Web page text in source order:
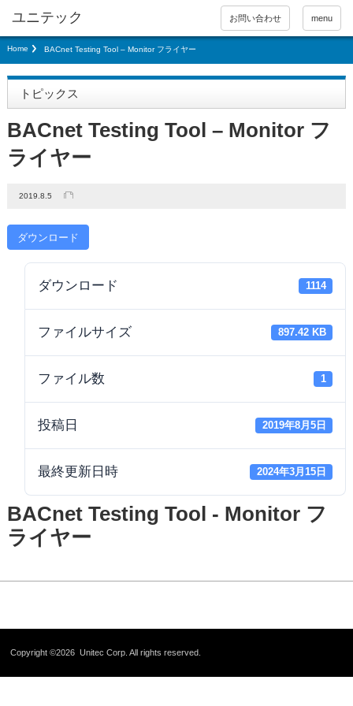
お問い合わせ menu
Home BACnet Testing Tool – Monitor フライヤー
トピックス
BACnet Testing Tool – Monitor フ
ライヤー
2019.8.5
ダウンロード
ダウンロード 1114
ファイルサイズ 897.42 KB
ファイル数 1
投稿日 2019年8月5日
最終更新日時 2024年3月15日
BACnet Testing Tool - Monitor フ
ライヤー
Copyright ©2026Unitec Corp. All rights reserved.